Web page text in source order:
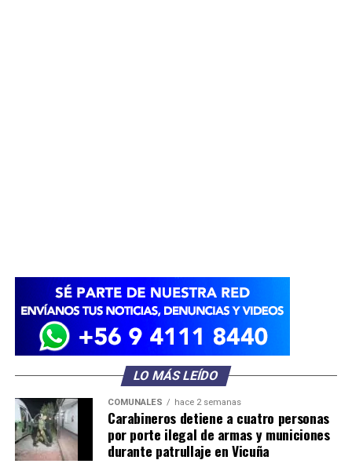
LO MÁS LEÍDO
COMUNALES hace 2 semanas
Carabineros detiene a cuatro personas
por porte ilegal de armas y municiones
durante patrullaje en Vicuña